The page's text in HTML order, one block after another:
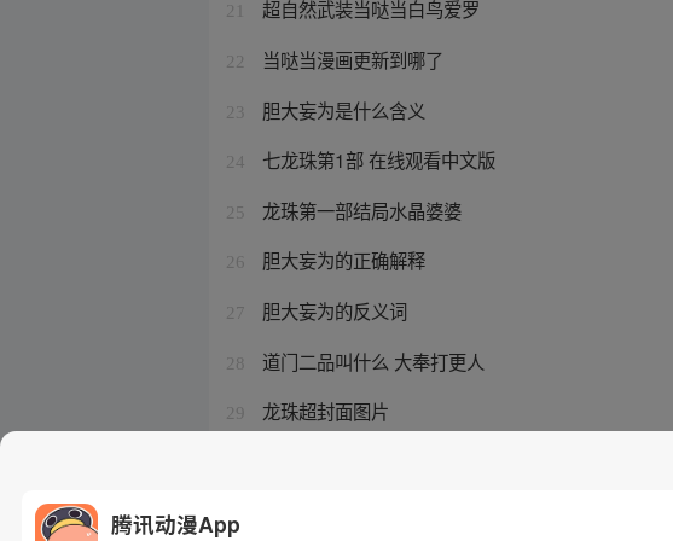
21 超自然武装当哒当白鸟爱罗
22 当哒当漫画更新到哪了
23 胆大妄为是什么含义
24 七龙珠第1部 在线观看中文版
25 龙珠第一部结局水晶婆婆
26 胆大妄为的正确解释
27 胆大妄为的反义词
28 道门二品叫什么 大奉打更人
29 龙珠超封面图片
腾讯动漫App